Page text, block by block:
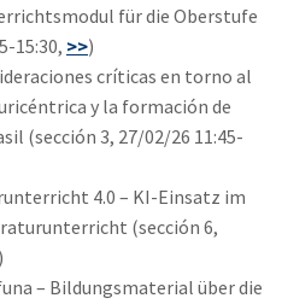
für die Oberstufe
15:30, >>)
críticas en torno al
y la formación de
(sección 3, 27/02/26 11:45-
4.0 – KI-Einsatz im
(sección 6,
)
– Bildungsmaterial über die